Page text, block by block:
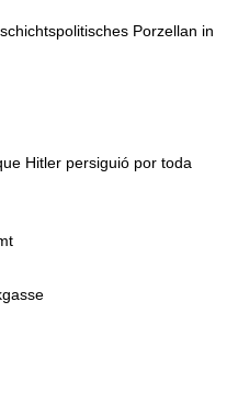
Porzellan in
Hitler persiguió por toda